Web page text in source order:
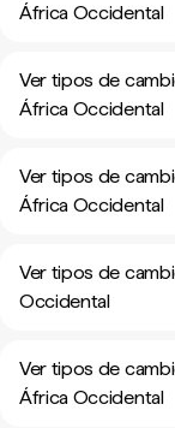
África Occidental
Ver tipos de
África Occidental
Ver tipos de
África Occidental
Ver tipos de
Occidental
Ver tipos de
África Occidental